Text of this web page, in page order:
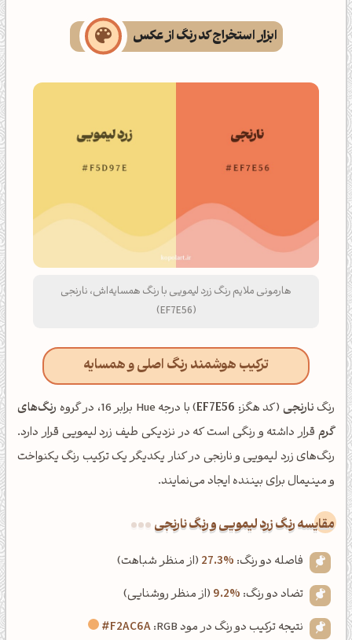
ابزار استخراج کد رنگ از عکس
هارمونی ملایم رنگ زرد لیمویی با رنگ همسایه‌اش، نارنجی
(EF7E56)
ترکیب هوشمند رنگ اصلی و همسایه
رنگنارنجی (کد هگز: EF7E56) با درجه Hue برابر 16، در گروه
رنگ‌های
گرم قرار داشته و رنگی است که در نزدیکی طیف زرد لیمویی قرار دارد.
رنگ‌های زرد لیمویی و نارنجی در کنار یکدیگر یک ترکیب رنگ یکنواخت
و مینیمال برای بیننده ایجاد می‌نمایند.
‌مقایسه رنگ زرد لیمویی و رنگ نارنجی
فاصله دو رنگ: 27.3% (از منظر شباهت)
تضاد دو رنگ: 9.2% (از منظر روشنایی)
نتیجه ترکیب دو رنگ در مود RGB:
#F2AC6A